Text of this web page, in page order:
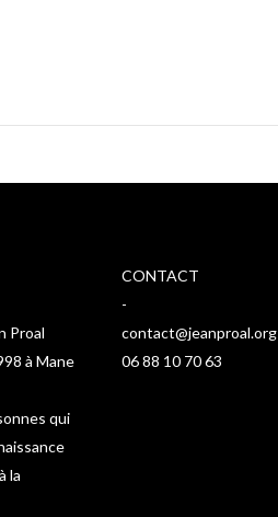
Proal
à Mane
qui
la
CONTACT
-
contact@jeanproal.org
06 88 10 70 63